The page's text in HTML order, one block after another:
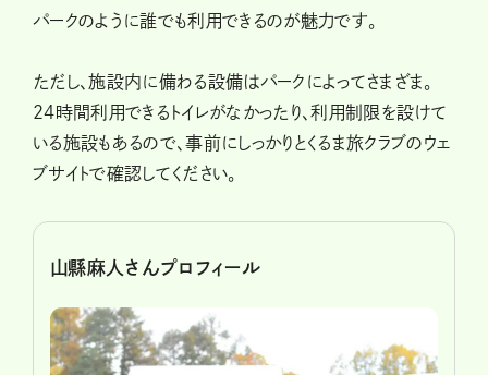
パークのように誰でも利用できるのが魅力です。
ただし、施設内に備わる設備はパークによってさまざま。
24時間利用できるトイレがなかったり、利用制限を設けて
いる施設もあるので、事前にしっかりとくるま旅クラブのウェ
ブサイトで確認してください。
山縣麻人さんプロフィール